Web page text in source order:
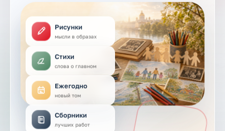
Рисунки
мысли в образах
Стихи
слова о главном
Ежегодно
новый том
Сборники
лучших работ